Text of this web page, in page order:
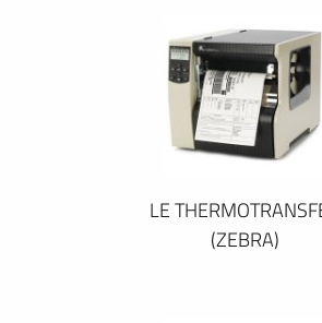
LE
(ZEBRA)